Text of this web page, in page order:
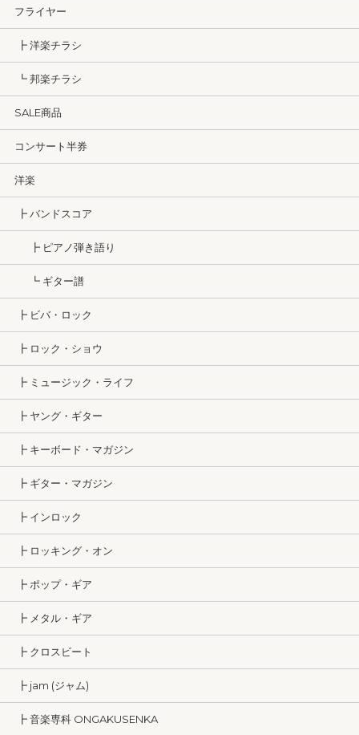
フライヤー
┣ 洋楽チラシ
┗ 邦楽チラシ
SALE商品
コンサート半券
洋楽
┣ バンドスコア
┣ ピアノ弾き語り
┗ ギター譜
┣ ビバ・ロック
┣ ロック・ショウ
┣ ミュージック・ライフ
┣ ヤング・ギター
┣ キーボード・マガジン
┣ ギター・マガジン
┣ インロック
┣ ロッキング・オン
┣ ポップ・ギア
┣ メタル・ギア
┣ クロスビート
┣ jam (ジャム)
┣ 音楽専科 ONGAKUSENKA